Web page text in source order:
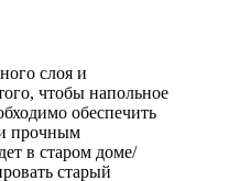
слоя и
чтобы напольное
обеспечить
прочным
в старом доме/
старый